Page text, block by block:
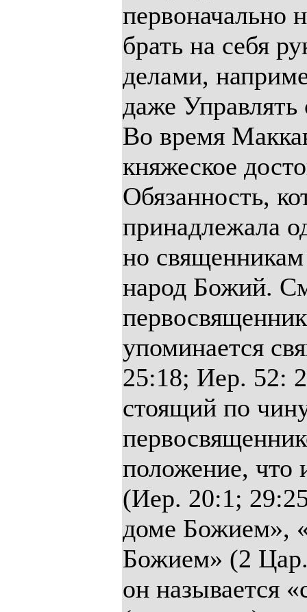
первоначально
брать на себя
делами,
даже
Во время
княжеское
Обязанность,
принадлежала
но
народ Божий.
упоминается
25:18; Иер. 52:
стоящий по
положение, что
(Иер. 20:1;
доме Божием»,
Божием» (2
он называется